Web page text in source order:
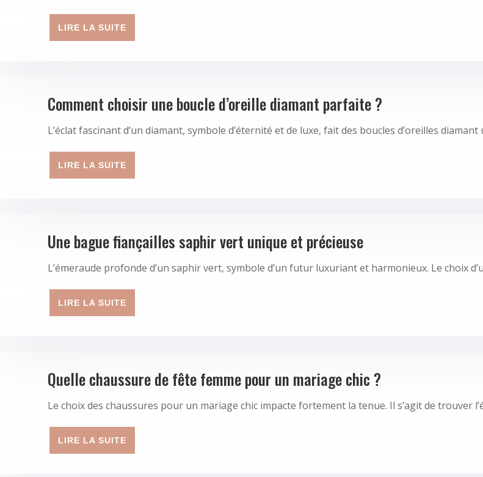
LIRE LA SUITE
Comment choisir une boucle d’oreille diamant parfaite ?
L’éclat fascinant d’un diamant, symbole d’éternité et de luxe, fait des boucles d’oreilles
LIRE LA SUITE
Une bague fiançailles saphir vert unique et précieuse
L’émeraude profonde d’un saphir vert, symbole d’un futur luxuriant et harmonieux. Le choix
LIRE LA SUITE
Quelle chaussure de fête femme pour un mariage chic ?
Le choix des chaussures pour un mariage chic impacte fortement la tenue. Il s’agit de trouver
LIRE LA SUITE